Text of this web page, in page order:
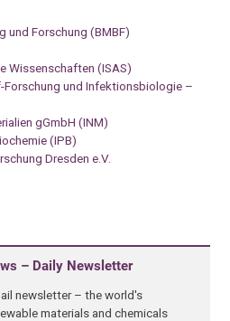
und Forschung (BMBF)
Wissenschaften (ISAS)
und Infektionsbiologie –
gGmbH (INM)
(IPB)
Dresden e.V.
– Daily Newsletter
newsletter – the world's
materials and chemicals